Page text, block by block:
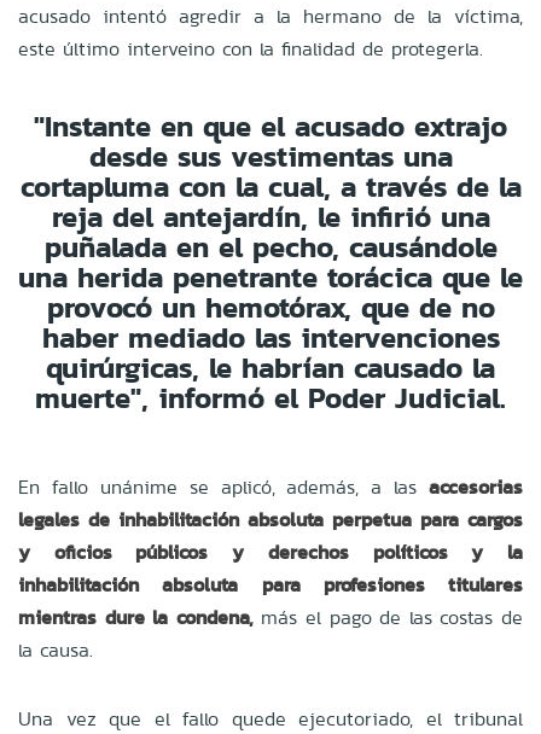
acusado intentó agredir a la hermano de la víctima,
este último interveino con la finalidad de protegerla.
"Instante en que el acusado extrajo
desde sus vestimentas una
cortapluma con la cual, a través de la
reja del antejardín, le infirió una
puñalada en el pecho, causándole
una herida penetrante torácica que le
provocó un hemotórax, que de no
haber mediado las intervenciones
quirúrgicas, le habrían causado la
muerte", informó el Poder Judicial.
En fallo unánime se aplicó, además, a las accesorias
legales de inhabilitación absoluta perpetua para cargos
y oficios públicos y derechos políticos y la
inhabilitación absoluta para profesiones titulares
mientras dure la condena,más el pago de las costas de
la causa.
Una vez que el fallo quede ejecutoriado, el tribunal